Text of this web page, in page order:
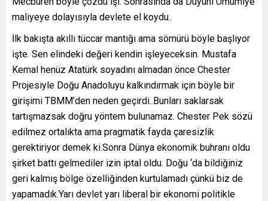
maliyeye dolayısıyla devlete el koydu..
İlk bakışta akıllı tüccar mantığı ama sömürü böyle başlıyor
işte. Sen elindeki değeri kendin işleyeceksin. Mustafa
Kemal henüz Atatürk soyadını almadan önce Chester
Projesiyle Doğu Anadoluyu kalkındırmak için böyle bir
girişimi TBMM’den neden geçirdi..Bunları saklarsak
tartışmazsak doğru yöntem bulunamaz. Chester Pek sözü
edilmez ortalıkta ama pragmatik fayda çaresizlik
gerektiriyor demek ki.Sonra Dünya ekonomik buhranı oldu
şirket battı gelmediler izin iptal oldu. Doğu ‘da bildiğiniz
geri kalmış bölge özelliğinden kurtulamadı çünkü biz de
yapamadık.Yarı devlet yarı liberal bir ekonomi politikle